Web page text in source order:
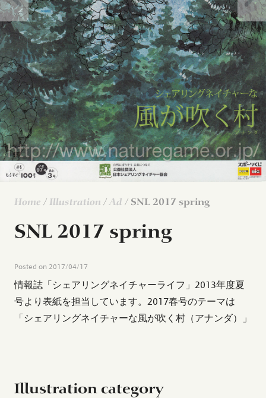
Home / Illustration / Ad / SNL 2017 spring
SNL 2017 spring
Posted on 2017/04/17
情報誌「シェアリングネイチャーライフ」2013年度夏
号より表紙を担当しています。2017春号のテーマは
「シェアリングネイチャーな風が吹く村（アナンダ）」
Illustration category